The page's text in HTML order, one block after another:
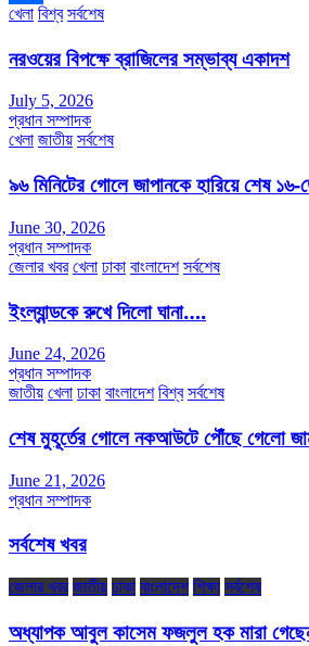
Share
খেলা বিশ্ব সর্বশেষ
নরওয়ের বিপক্ষে ব্রাজিলের সম্ভাব্য একাদশ
July 5, 2026
প্রধান সম্পাদক
খেলা জাতীয় সর্বশেষ
৯৬ মিনিটের গোলে জাপানকে হারিয়ে শেষ ১৬-
June 30, 2026
প্রধান সম্পাদক
জেলার খবর খেলা ঢাকা বাংলাদেশ সর্বশেষ
ইংল্যান্ডকে রুখে দিলো ঘানা….
June 24, 2026
প্রধান সম্পাদক
জাতীয় খেলা ঢাকা বাংলাদেশ বিশ্ব সর্বশেষ
শেষ মুহূর্তের গোলে নকআউটে পৌঁছে গেলো
June 21, 2026
প্রধান সম্পাদক
সর্বশেষ খবর
জেলার খবর জাতীয় ঢাকা বাংলাদেশ শিক্ষা সর্বশেষ
অধ্যাপক আবুল কাসেম ফজলুল হক মারা